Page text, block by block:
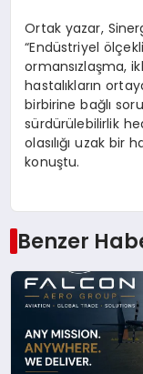
Ortak yazar,
“Endüstriyel ö
ormansızlaşma,
hastalıkların
birbirine bağlı
sürdürülebilirlik
olasılığı uzak bir
konuştu.
Benzer